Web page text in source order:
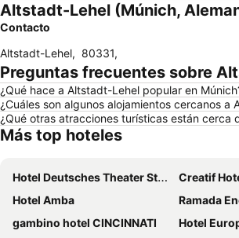
Altstadt-Lehel (Múnich,
Contacto
Altstadt-Lehel, 80331,
Preguntas frecuentes sobre
¿Qué hace a Altstadt-Lehel popular en
¿Cuáles son algunos alojamientos cercanos a
¿Qué otras atracciones turísticas están cerca
Más top hoteles
Hotel Deutsches Theater Stadtzentrum
Creatif
Hotel Amba
Ramada Encore
gambino hotel CINCINNATI
Hotel